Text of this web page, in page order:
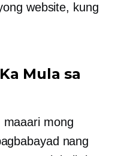
website, kung
Mula sa
maaari mong
nang